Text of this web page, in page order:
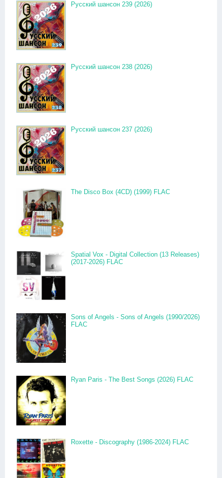
Русский шансон 239 (2026)
Русский шансон 238 (2026)
Русский шансон 237 (2026)
The Disco Box (4CD) (1999) FLAC
Spatial Vox - Digital Collection (13 Releases)
(2017-2026) FLAC
Sons of Angels - Sons of Angels (1990/2026)
FLAC
Ryan Paris - The Best Songs (2026) FLAC
Roxette - Discography (1986-2024) FLAC